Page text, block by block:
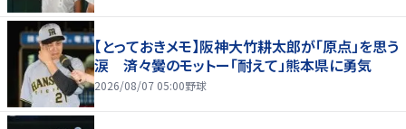
【とっておきメモ】阪神大竹耕太郎が「原点」を思う
涙 済々黌のモットー「耐えて」熊本県に勇気
2026/08/07 05:00野球